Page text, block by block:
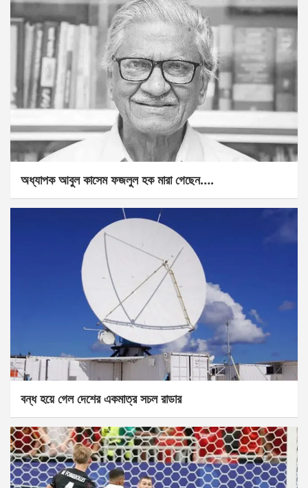
অধ্যাপক আবুল কাসেম ফজলুল হক মারা গেছেন….
বন্ধ হয়ে গেল দেশের একমাত্র সচল রাডার